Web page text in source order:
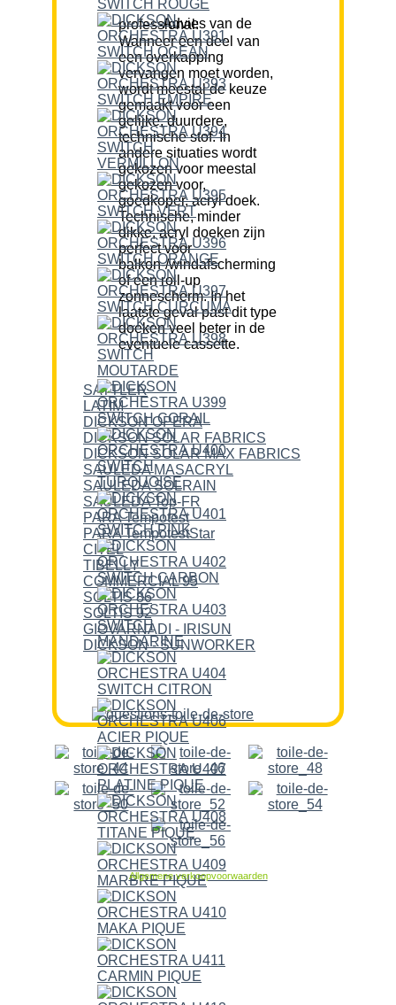
Advies van de professional:
Wanneer een deel van
een overkapping
vervangen moet worden,
wordt meestal de keuze
gemaakt voor een
gelijke, duurdere,
technische stof. In
andere situaties wordt
gekozen voor meestal
gekozen voor,
goedkoper, acryl doek.
Technische, minder
dikke, acryl doeken zijn
perfect voor
balkon-/windafscherming
of een roll-up
zonnescherm. In het
laatste geval past dit type
doeken veel beter in de
eventuele cassette.
SATTLER
LATIM
DICKSON OPERA
DICKSON SOLAR FABRICS
DICKSON SOLAR MAX FABRICS
SAULEDA MASACRYL
SAULEDA SOLRAIN
SAULEDA Top-FR
PARA Tempotest
PARA TempotestStar
CITEL
TIBELLY
COMMERCIAL 95
SOLTIS 86
SOLTIS 92
GIOVARNADI - IRISUN
DICKSON - SUNWORKER
Allgemene verkoopvoorwaarden